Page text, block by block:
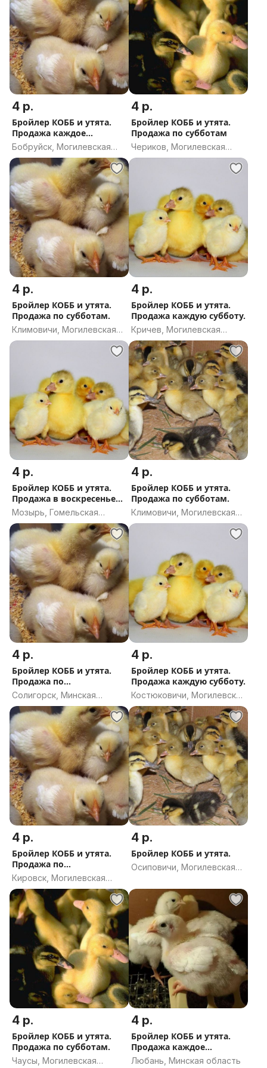
4 р.
Бройлер КОББ и утята.
Продажа каждое
воскресенье.
Бобруйск, Могилевская
область
4 р.
Бройлер КОББ и утята.
Продажа по субботам
Чериков, Могилевская
область
4 р.
Бройлер КОББ и утята.
Продажа по субботам.
Климовичи, Могилевская
область
4 р.
Бройлер КОББ и утята.
Продажа каждую субботу.
Кричев, Могилевская
область
4 р.
Бройлер КОББ и утята.
Продажа в воскресенье
9.08.
Мозырь, Гомельская
область
4 р.
Бройлер КОББ и утята.
Продажа по субботам.
Климовичи, Могилевская
область
4 р.
Бройлер КОББ и утята.
Продажа по
воскресеньям.
Солигорск, Минская
область
4 р.
Бройлер КОББ и утята.
Продажа каждую субботу.
Костюковичи, Могилевская
область
4 р.
Бройлер КОББ и утята.
Продажа по
воскресеньям
Кировск, Могилевская
область
4 р.
Бройлер КОББ и утята.
Осиповичи, Могилевская
4 р.
Бройлер КОББ и утята.
Продажа по субботам.
Чаусы, Могилевская
4 р.
Бройлер КОББ и утята.
Продажа каждое
воскресенье.
Любань, Минская область